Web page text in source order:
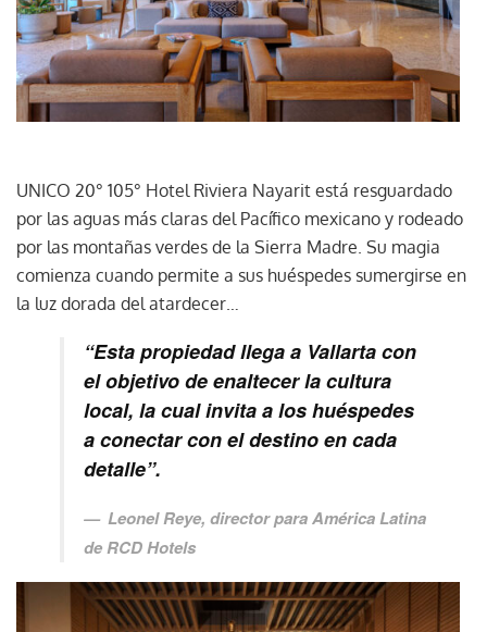
UNICO 20° 105° Hotel Riviera Nayarit está resguardado
por las aguas más claras del Pacífico mexicano y rodeado
por las montañas verdes de la Sierra Madre. Su magia
comienza cuando permite a sus huéspedes sumergirse en
la luz dorada del atardecer…
“Esta propiedad llega a Vallarta con
el objetivo de enaltecer la cultura
local, la cual invita a los huéspedes
a conectar con el destino en cada
detalle”.
Leonel Reye, director para América Latina
de RCD Hotels